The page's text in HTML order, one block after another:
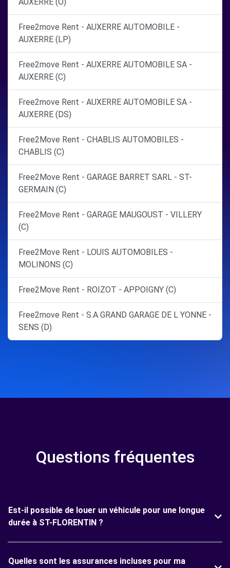
Free2move Rent - AUXERRE AUTOMOBILE -
AUXERRE (LP)
Free2move Rent - AUXERRE AUTOMOBILE SA -
AUXERRE (C)
Free2move Rent - AUXERRE AUTOMOBILE SA -
AUXERRE (DS)
Free2Move Rent - CHABLIS AUTOMOBILES -
CHABLIS (C)
Free2Move Rent - GARAGE BARRET SARL - ST-
GERMAIN (C)
Free2Move Rent - GARAGE MAUGOUST - VILLERY
(C)
Free2Move Rent - LOUIS AUTOMOBILES -
MOLINONS (C)
Free2Move Rent - ROIZOT - APPOIGNY (C)
Free2move Rent - S.A GRAND GARAGE DE L YONNE -
SENS (D)
Questions fréquentes
Est-il possible de louer un véhicule pour une longue
durée à ST-FLORENTIN ?
Quelles sont les assurances incluses pour ma